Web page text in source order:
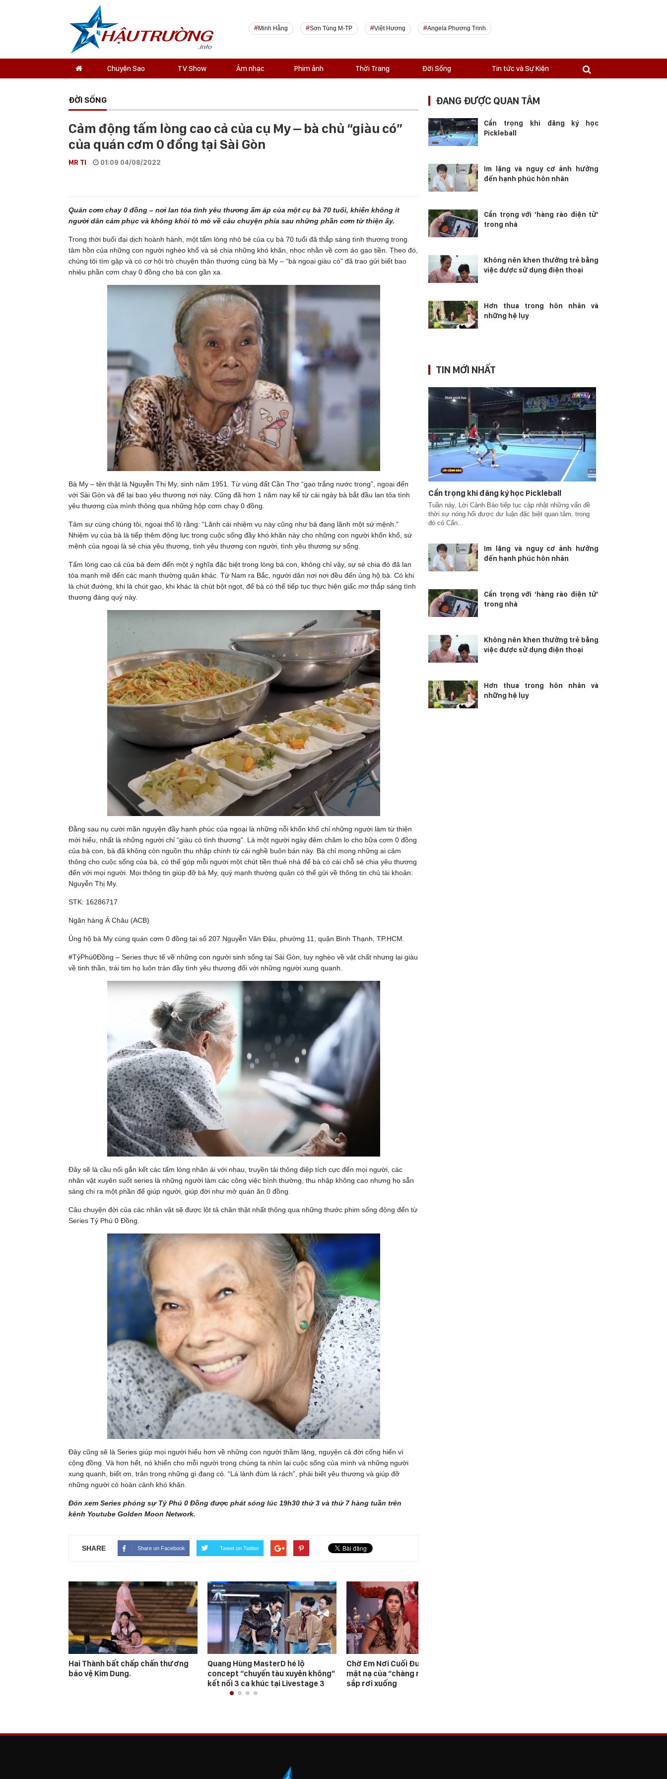
Minh Hằng Sơn Tùng M-TP Việt Hương Angela Phương Trinh
Chuyện Sao TV Show Âm nhạc Phim ảnh Thời Trang Đời Sống Tin tức và Sự Kiện
ĐỜI SỐNG
Cảm động tấm lòng cao cả của cụ My – bà chủ “giàu có”
của quán cơm 0 đồng tại Sài Gòn
MR TI 01:09 04/08/2022
Quán cơm chay 0 đồng – nơi lan tỏa tình yêu thương ấm áp của một cụ bà 70 tuổi, khiến không ít
người dân cảm phục và không khỏi tò mò về câu chuyện phía sau những phần cơm từ thiện ấy.
Trong thời buổi đại dịch hoành hành, một tấm lòng nhỏ bé của cụ bà 70 tuổi đã thắp sáng tình thương trong
tâm hồn của những con người nghèo khổ và sẻ chia những khó khăn, nhọc nhằn về cơm áo gạo tiền. Theo đó,
chúng tôi tìm gặp và có cơ hội trò chuyện thân thương cùng bà My – “bà ngoại giàu có” đã trao gửi biết bao
nhiêu phần cơm chay 0 đồng cho bà con gần xa.
Bà My – tên thật là Nguyễn Thị My, sinh năm 1951. Từ vùng đất Cần Thơ “gạo trắng nước trong”, ngoại đến
với Sài Gòn và để lại bao yêu thương nơi này. Cũng đã hơn 1 năm nay kể từ cái ngày bà bắt đầu lan tỏa tình
yêu thương của mình thông qua những hộp cơm chay 0 đồng.
Tâm sự cùng chúng tôi, ngoại thổ lộ rằng: “Lãnh cái nhiệm vụ này cũng như bà đang lãnh một sứ mệnh.”
Nhiệm vụ của bà là tiếp thêm động lực trong cuộc sống đầy khó khăn này cho những con người khốn khổ, sứ
mệnh của ngoại là sẻ chia yêu thương, tình yêu thương con người, tình yêu thương sự sống.
Tấm lòng cao cả của bà đem đến một ý nghĩa đặc biệt trong lòng bà con, không chỉ vậy, sự sẻ chia đó đã lan
tỏa mạnh mẽ đến các mạnh thường quân khác. Từ Nam ra Bắc, người dân nơi nơi đều đến ủng hộ bà. Có khi
là chút đường, khi là chút gạo, khi khác là chút bột ngọt, để bà có thể tiếp tục thực hiện giấc mơ thắp sáng tình
thương đáng quý này.
Đằng sau nụ cười mãn nguyện đầy hạnh phúc của ngoại là những nỗi khốn khổ chỉ những người làm từ thiện
mới hiểu, nhất là những người chỉ “giàu có tình thương”. Là một người ngày đêm chăm lo cho bữa cơm 0 đồng
của bà con, bà đã không còn nguồn thu nhập chính từ cái nghề buôn bán này. Bà chỉ mong những ai cảm
thông cho cuộc sống của bà, có thể góp mỗi người một chút tiền thuê nhà để bà có cái chỗ sẻ chia yêu thương
đến với mọi người. Mọi thông tin giúp đỡ bà My, quý mạnh thường quân có thể gửi về thông tin chủ tài khoản:
Nguyễn Thị My.
STK: 16286717
Ngân hàng Á Châu (ACB)
Ủng hộ bà My cùng quán cơm 0 đồng tại số 207 Nguyễn Văn Đậu, phường 11, quận Bình Thạnh, TP.HCM.
#TỷPhú0Đồng – Series thực tế về những con người sinh sống tại Sài Gòn, tuy nghèo về vật chất nhưng lại giàu
về tinh thần, trái tim họ luôn tràn đầy tình yêu thương đối với những người xung quanh.
Đây sẽ là cầu nối gắn kết các tấm lòng nhân ái với nhau, truyền tải thông điệp tích cực đến mọi người, các
nhân vật xuyên suốt series là những người làm các công việc bình thường, thu nhập không cao nhưng họ sẵn
sàng chi ra một phần để giúp người, giúp đời như mở quán ăn 0 đồng.
Câu chuyện đời của các nhân vật sẽ được lột tả chân thật nhất thông qua những thước phim sống động đến từ
Series Tỷ Phú 0 Đồng.
Đây cũng sẽ là Series giúp mọi người hiểu hơn về những con người thầm lặng, nguyện cả đời cống hiến vì
cộng đồng. Và hơn hết, nó khiến cho mỗi người trong chúng ta nhìn lại cuộc sống của mình và những người
xung quanh, biết ơn, trân trọng những gì đang có. “Lá lành đùm lá rách”, phải biết yêu thương và giúp đỡ
những người có hoàn cảnh khó khăn.
Đón xem Series phóng sự Tỷ Phú 0 Đồng được phát sóng lúc 19h30 thứ 3 và thứ 7 hàng tuần trên
kênh Youtube Golden Moon Network.
SHARE Share on Facebook Tweet on Twitter
Hai Thành bất chấp chấn thương
bảo vệ Kim Dung.
Quang Hùng MasterD hé lộ
concept “chuyến tàu xuyên không”
kết nối 3 ca khúc tại Livestage 3
Chờ Em Nơi Cuối Đường: Chiếc
mặt nạ của “chàng rể hoàn hảo”
sắp rơi xuống
ĐANG ĐƯỢC QUAN TÂM
Cẩn trọng khi đăng ký học
Pickleball
Im lặng và nguy cơ ảnh hưởng
đến hạnh phúc hôn nhân
Cẩn trọng với ‘hàng rào điện tử’
trong nhà
Không nên khen thưởng trẻ bằng
việc được sử dụng điện thoại
Hơn thua trong hôn nhân và
những hệ lụy
TIN MỚI NHẤT
Cẩn trọng khi đăng ký học Pickleball
Tuần này, Lời Cảnh Báo tiếp tục cập nhật những vấn đề
thời sự nóng hổi được dư luận đặc biệt quan tâm, trong
đó có Cẩn...
Im lặng và nguy cơ ảnh hưởng
đến hạnh phúc hôn nhân
Cẩn trọng với ‘hàng rào điện tử’
trong nhà
Không nên khen thưởng trẻ bằng
việc được sử dụng điện thoại
Hơn thua trong hôn nhân và
những hệ lụy